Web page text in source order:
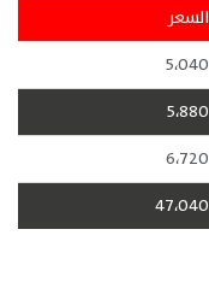
السعر
5،040
5،880
6،720
47،040